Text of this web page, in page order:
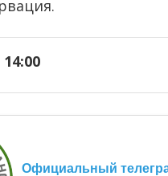
Официальный